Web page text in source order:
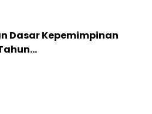
Dasar Kepemimpinan